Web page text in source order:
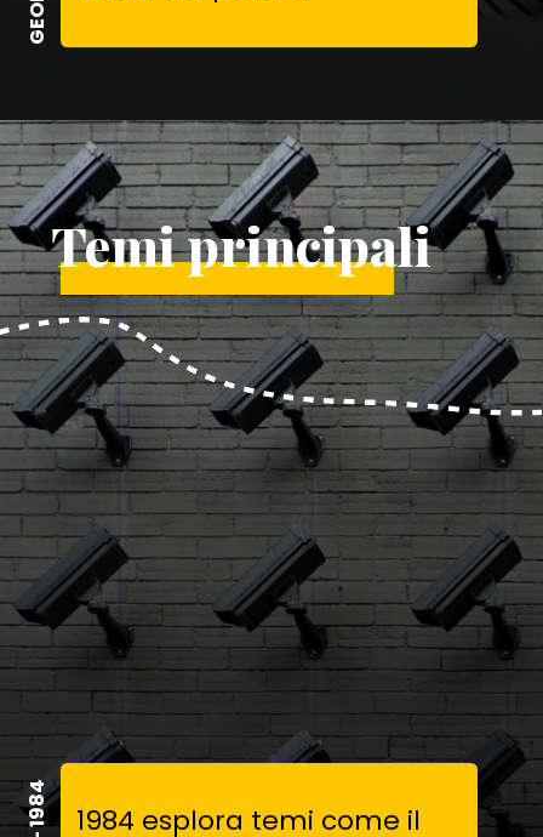
1984 esplora temi come il
Temi principali